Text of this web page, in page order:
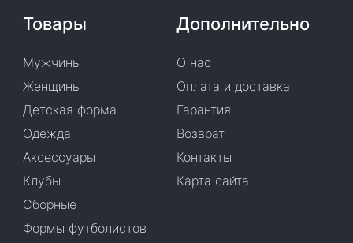
Товары
Мужчины
Женщины
Детская форма
Одежда
Аксессуары
Клубы
Сборные
Формы футболистов
Дополнительно
О нас
Оплата и доставка
Гарантия
Возврат
Контакты
Карта сайта